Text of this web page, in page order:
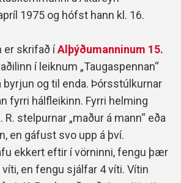
1975 og hófst hann kl. 16.
er skrifað íAlþýðumanninum 15.
í leiknum „Taugaspennan“
byrjun og til enda. Þórsstúlkurnar
fyrri hálfleikinn. Fyrri helming
stelpurnar „maður á mann“ eða
en gáfust svo upp á því.
ekkert eftir í vörninni, fengu þær
en fengu sjálfar 4 víti. Vítin